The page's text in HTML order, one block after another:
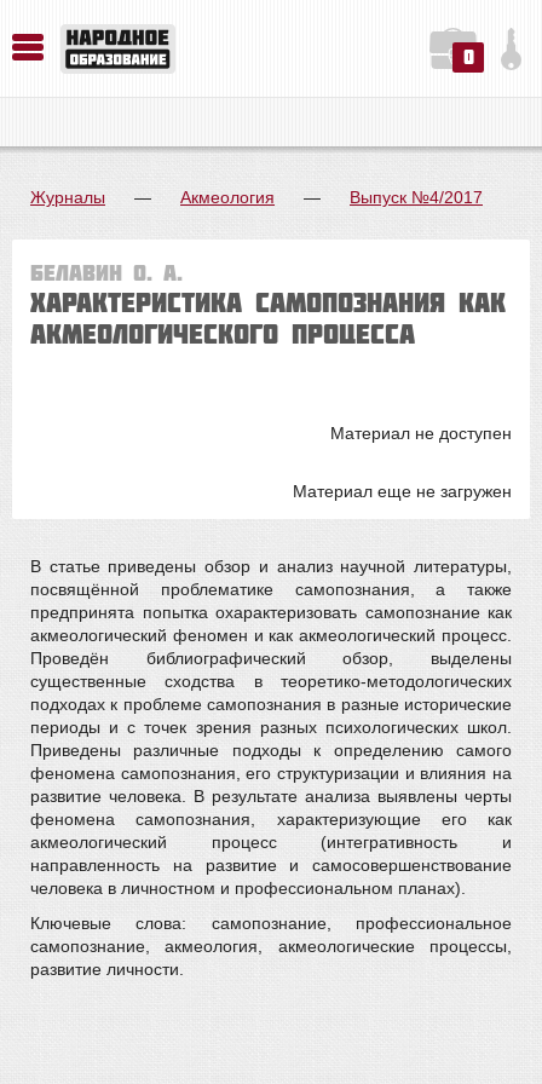
0
Журналы — Акмеология — Выпуск №4/2017
Белавин О. А.
ХАРАКТЕРИСТИКА САМОПОЗНАНИЯ КАК
АКМЕОЛОГИЧЕСКОГО ПРОЦЕССА
Материал не доступен
Материал еще не загружен
В статье приведены обзор и анализ научной литературы,
посвящённой проблематике самопознания, а также
предпринята попытка охарактеризовать самопознание как
акмеологический феномен и как акмеологический процесс.
Проведён библиографический обзор, выделены
существенные сходства в теоретико-методологических
подходах к проблеме самопознания в разные исторические
периоды и с точек зрения разных психологических школ.
Приведены различные подходы к определению самого
феномена самопознания, его структуризации и влияния на
развитие человека. В результате анализа выявлены черты
феномена самопознания, характеризующие его как
акмеологический процесс (интегративность и
направленность на развитие и самосовершенствование
человека в личностном и профессиональном планах).
Ключевые слова: самопознание, профессиональное
самопознание, акмеология, акмеологические процессы,
развитие личности.